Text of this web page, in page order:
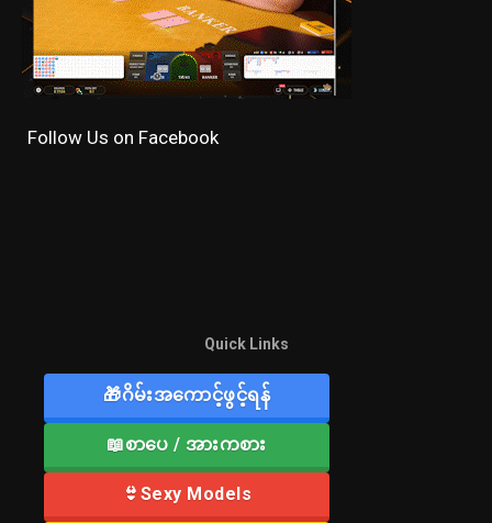
Follow Us on Facebook
Quick Links
🎁ဂိမ်းအကောင့်ဖွင့်ရန်
📖စာပေ / အားကစား
👙Sexy Models